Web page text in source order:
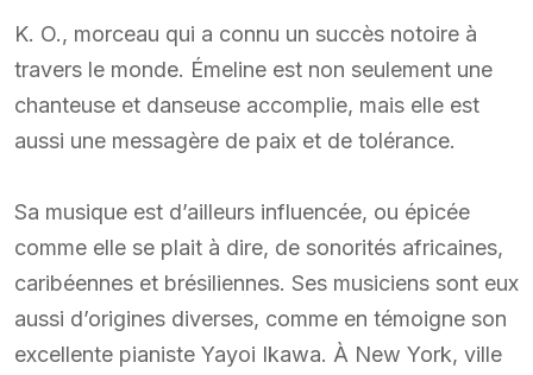
K. O., morceau qui a connu un succès notoire à
travers le monde. Émeline est non seulement une
chanteuse et danseuse accomplie, mais elle est
aussi une messagère de paix et de tolérance.
Sa musique est d’ailleurs influencée, ou épicée
comme elle se plait à dire, de sonorités africaines,
caribéennes et brésiliennes. Ses musiciens sont eux
aussi d’origines diverses, comme en témoigne son
excellente pianiste Yayoi Ikawa. À New York, ville